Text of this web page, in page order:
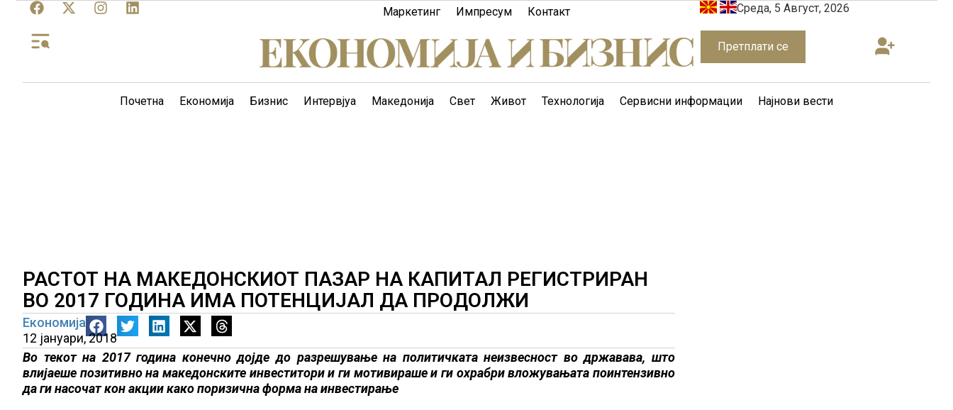
Маркетинг Импресум Контакт Среда, 5 Август, 2026
Претплати се
Почетна Економија Бизнис Интервјуа Македонија Свет Живот Технологија Сервисни информации Најнови вести
РАСТОТ НА МАКЕДОНСКИОТ ПАЗАР НА КАПИТАЛ РЕГИСТРИРАН
ВО 2017 ГОДИНА ИМА ПОТЕНЦИЈАЛ ДА ПРОДОЛЖИ
Економија
12 јануари, 2018
Во текот на 2017 година конечно дојде до разрешување на политичката неизвесност во државава, што
влијаеше позитивно на македонските инвеститори и ги мотивираше и ги охрабри вложувањата поинтензивно
да ги насочат кон акции како поризична форма на инвестирање